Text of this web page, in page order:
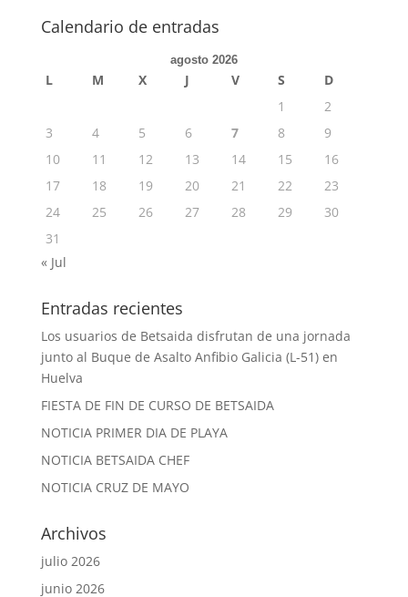
Calendario de entradas
agosto 2026
L M X J V S
D
1
2
3
4 5 6 7 8
9
10
11 12 13 14 15
16
17
18 19 20 21 22
23
24
25 26 27 28 29
30
31
« Jul
Entradas recientes
Los usuarios de Betsaida disfrutan de una jornada
junto al Buque de Asalto Anfibio Galicia (L-51) en
Huelva
FIESTA DE FIN DE CURSO DE BETSAIDA
NOTICIA PRIMER DIA DE PLAYA
NOTICIA BETSAIDA CHEF
NOTICIA CRUZ DE MAYO
Archivos
julio 2026
junio 2026